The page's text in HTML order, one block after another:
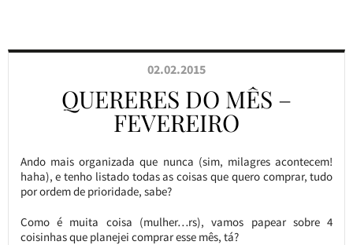
02.02.2015
QUERERES DO MÊS –
FEVEREIRO
Ando mais organizada que nunca (sim, milagres acontecem!
haha), e tenho listado todas as coisas que quero comprar, tudo
por ordem de prioridade, sabe?
Como é muita coisa (mulher…rs), vamos papear sobre 4
coisinhas que planejei comprar esse mês, tá?